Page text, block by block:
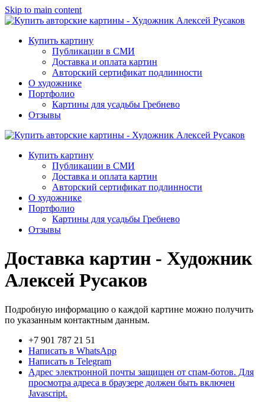
Skip to main content
Купить картину
Публикации в СМИ
Доставка и оплата картин
Авторский сертификат подлинности
О художнике
Портфолио
Картины для усадьбы Гребнево
Отзывы
Купить картину
Публикации в СМИ
Доставка и оплата картин
Авторский сертификат подлинности
О художнике
Портфолио
Картины для усадьбы Гребнево
Отзывы
Доставка картин - Художник
Алексей Русаков
Подробную информацию о каждой картине можно получить
по указанным контактным данным.
+7 901 787 21 51
Написать в WhatsApp
Написать в Telegram
Адрес электронной почты защищен от спам-ботов. Для
просмотра адреса в браузере должен быть включен
Javascript.